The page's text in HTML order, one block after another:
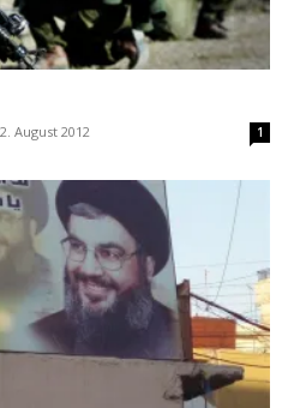
August 2012 1